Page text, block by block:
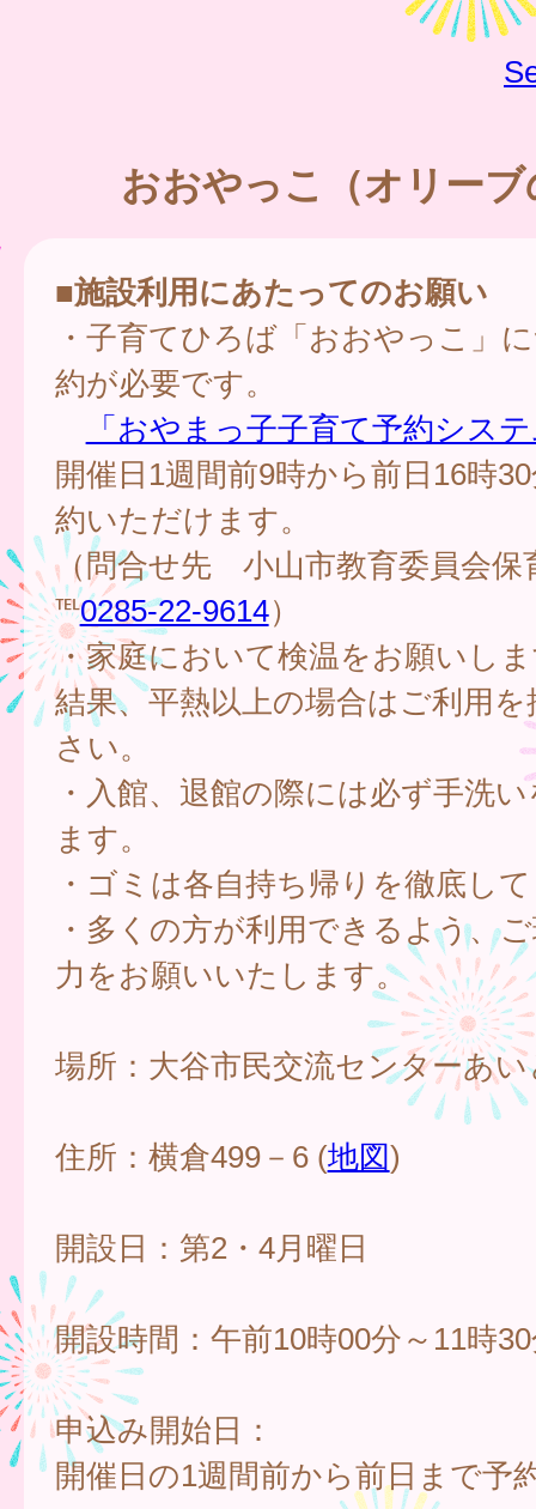
おおやっこ（オリーブ
■施設利用にあたってのお願い
・子育てひろば「おおやっこ」
約が必要です。
「おやまっ子子育て予約シス
開催日1週間前9時から前日16時
約いただけます。
（問合せ先 小山市教育委員会保
℡0285-22-9614）
・家庭において検温をお願いし
結果、平熱以上の場合はご利用
さい。
・入館、退館の際には必ず手洗
ます。
・ゴミは各自持ち帰りを徹底し
・多くの方が利用できるよう、
力をお願いいたします。
場所：大谷市民交流センターあ
住所：横倉499－6 (地図)
開設日：第2・4月曜日
開設時間：午前10時00分～11時
申込み開始日：
開催日の1週間前から前日まで予